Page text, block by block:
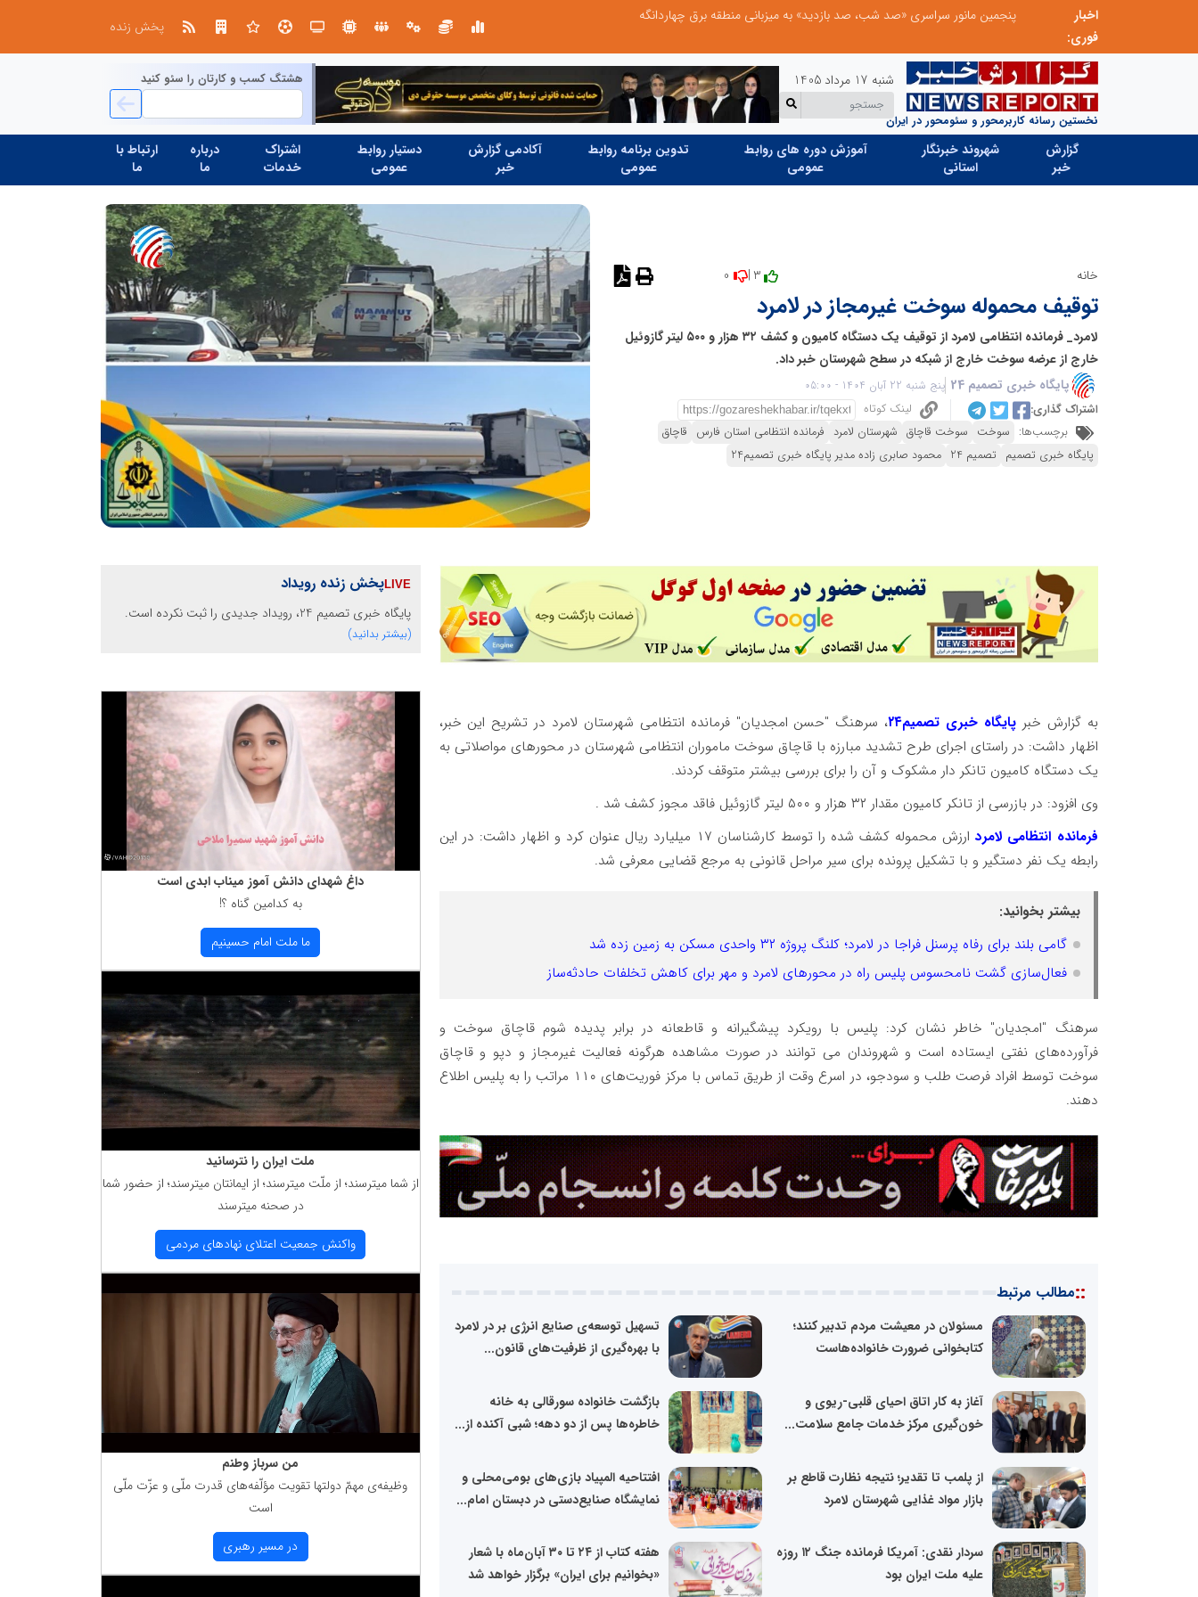
اخبار
فوری:
پنجمین مانور سراسری «صد شب، صد بازدید» به میزبانی منطقه برق چهاردانگه شانزدهمین مانور سراسری طرح مهتاب در استان تهران به میزبانی منطقه برق لواسان
پخش زنده
نخستین رسانه کاربرمحور و سئومحور در ایران
شنبه 17 مرداد 1405 هشتگ کسب و کارتان را سئو کنید
گزارش
خبر
شهروند خبرنگار
استانی
آموزش دوره های روابط
عمومی
تدوین برنامه روابط
عمومی
آکادمی گزارش
خبر
دستیار روابط
عمومی
اشتراک
خدمات
درباره
ما
ارتباط با
ما
خانه 3 |
توقیف محموله سوخت غیرمجاز در لامرد
لامرد_ فرمانده انتظامی لامرد از توقیف یک دستگاه کامیون و کشف ۳۲ هزار و ۵۰۰ لیتر گازوئیل
خارج از عرضه سوخت خارج از شبکه در سطح شهرستان خبر داد.
پایگاه خبری تصمیم 24
پنج شنبه 22 آبان 1404 - 05:00
اشتراک گذاری:
لینک کوتاه
برچسب‌ها: سوخت سوخت قاچاق شهرستان لامرد فرمانده انتظامی استان فارس قاچاق
پایگاه خبری تصمیم تصمیم 24 محمود صابری زاده مدیر پایگاه خبری تصمیم24
به گزارش خبر پایگاه خبری تصمیم۲۴
، سرهنگ "حسن امجدیان" فرمانده انتظامی شهرستان لامرد در تشریح این خبر،
اظهار داشت: در راستای اجرای طرح تشدید مبارزه با قاچاق سوخت ماموران انتظامی شهرستان در محورهای مواصلاتی به
یک دستگاه کامیون تانکر دار مشکوک و آن را برای بررسی بیشتر متوقف کردند.
وی افزود: در بازرسی از تانکر کامیون مقدار ۳۲ هزار و ۵۰۰ لیتر گازوئیل فاقد مجوز کشف شد .
فرمانده انتظامی لامرد
ارزش محموله کشف شده را توسط کارشناسان ۱۷ میلیارد ریال عنوان کرد و اظهار داشت: در این
رابطه یک نفر دستگیر و با تشکیل پرونده برای سیر مراحل قانونی به مرجع قضایی معرفی شد.
بیشتر بخوانید:
گامی بلند برای رفاه پرسنل فراجا در لامرد؛ کلنگ پروژه ۳۲ واحدی مسکن به زمین زده شد
فعال‌سازی گشت نامحسوس پلیس راه در محورهای لامرد و مهر برای کاهش تخلفات حادثه‌ساز
سرهنگ "امجدیان" خاطر نشان کرد: پلیس با رویکرد پیشگیرانه و قاطعانه در برابر پدیده شوم قاچاق سوخت و
فرآورده‌های نفتی ایستاده است و شهروندان می توانند در صورت مشاهده هرگونه فعالیت غیرمجاز و دپو و قاچاق
سوخت توسط افراد فرصت طلب و سودجو، در اسرع وقت از طریق تماس با مرکز فوریت‌های ۱۱۰ مراتب را به پلیس اطلاع
دهند.
::مطالب مرتبط
مسئولان در معیشت مردم تدبیر کنند؛
کتابخوانی ضرورت خانواده‌هاست
تسهیل توسعه‌ی صنایع انرژی‌ بر در لامرد
با بهره‌گیری از ظرفیت‌های قانون...
آغاز به کار اتاق احیای قلبی-ریوی و
خون‌گیری مرکز خدمات جامع سلامت...
بازگشت خانواده سورقالی به خانه
خاطره‌ها پس از دو دهه؛ شبی آکنده از...
از پلمب تا تقدیر؛ نتیجه نظارت قاطع بر
بازار مواد غذایی شهرستان لامرد
افتتاحیه المپیاد بازی‌های بومی‌محلی و
نمایشگاه صنایع‌دستی در دبستان امام...
سردار نقدی: آمریکا فرمانده جنگ ۱۲ روزه
علیه ملت ایران بود
هفته کتاب از ۲۴ تا ۳۰ آبان‌ماه با شعار
«بخوانیم برای ایران» برگزار خواهد شد
پخش زنده رویداد
پایگاه خبری تصمیم 24، رویداد جدیدی را ثبت نکرده است.
(بیشتر بدانید)
داغ شهدای دانش آموز میناب ابدی است
به كدامین گناه ؟!
ما ملت امام حسینیم
ملت ایران را نترسانید
از شما میترسند؛ از ملّت میترسند؛ از ایمانتان میترسند؛ از حضور شما
در صحنه میترسند
واكنش جمعیت اعتلای نهادهای مردمی
من سرباز وطنم
وظیفه‌ی مهمّ دولتها تقویت مؤلّفه‌های قدرت ملّی و عزّت ملّی
است
در مسیر رهبری